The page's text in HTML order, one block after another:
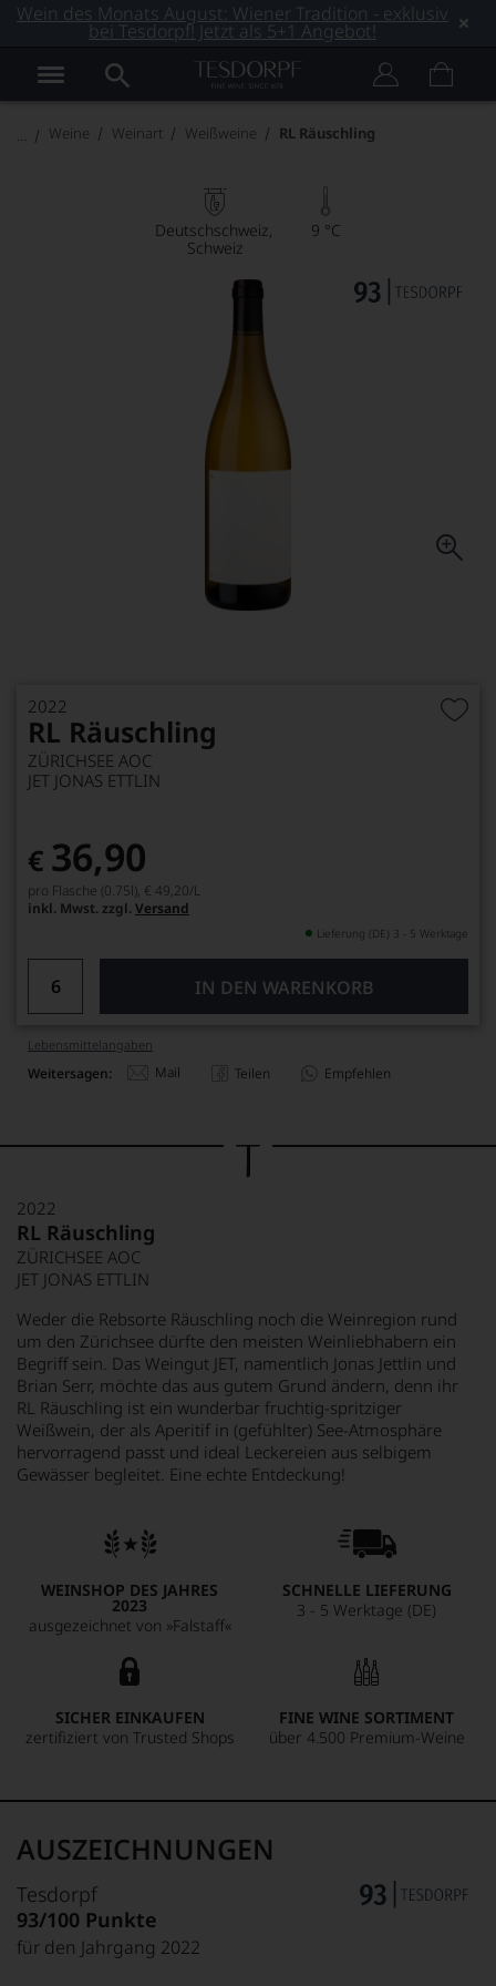
Wein des Monats August: Wiener Tradition - exklusiv
bei Tesdorpf! Jetzt als 5+1 Angebot!
Weine Weinart Weißweine RL Räuschling
Deutschschweiz
Schweiz
9 °C
2022
RL Räuschling
ZÜRICHSEE AOC
JET JONAS ETTLIN
€ 36,90
pro Flasche (0.75l), € 49,20/L
inkl. Mwst. zzgl. Versand
Lieferung (DE) 3 - 5 Werktage
IN DEN WARENKORB
Lebensmittel­angaben
Weitersagen: Mail Teilen Empfehlen
2022
RL Räuschling
ZÜRICHSEE AOC
JET JONAS ETTLIN
Weder die Rebsorte Räuschling noch die Weinregion rund
um den Zürichsee dürfte den meisten Weinliebhabern ein
Begriff sein. Das Weingut JET, namentlich Jonas Jettlin und
Brian Serr, möchte das aus gutem Grund ändern, denn ihr
RL Räuschling ist ein wunderbar fruchtig-spritziger
Weißwein, der als Aperitif in (gefühlter) See-Atmosphäre
hervorragend passt und ideal Leckereien aus selbigem
Gewässer begleitet. Eine echte Entdeckung!
WEINSHOP DES JAHRES
2023
ausgezeichnet von »Falstaff«
SCHNELLE LIEFERUNG
3 - 5 Werktage (DE)
SICHER EINKAUFEN
zertifiziert von Trusted Shops
FINE WINE SORTIMENT
über 4.500 Premium-Weine
AUSZEICHNUNGEN
Tesdorpf
93/100 Punkte
für den Jahrgang 2022